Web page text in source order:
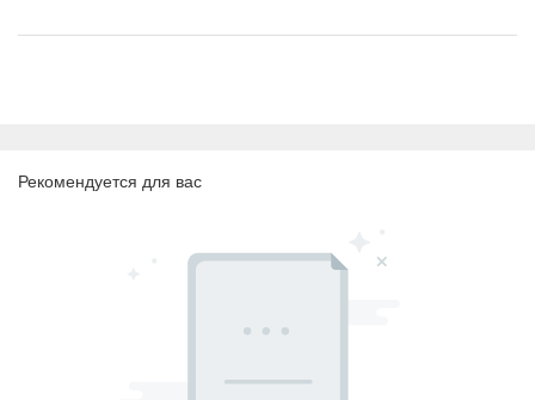
Рекомендуется для вас